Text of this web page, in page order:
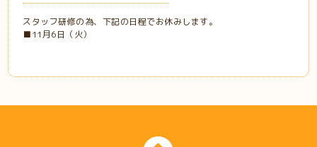
スタッフ研修の為、下記の日程でお休みします。
■11月6日（火）